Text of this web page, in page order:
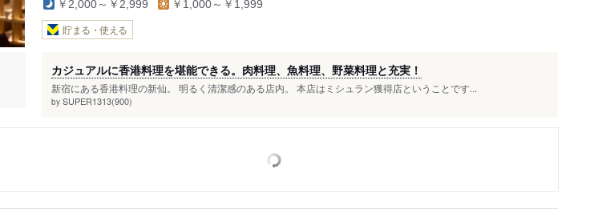
￥2,000～￥2,999 ￥1,000～￥1,999
貯まる・使える
カジュアルに香港料理を堪能できる。肉料理、魚料理、野菜料理と充実！
新宿にある香港料理の新仙。 明るく清潔感のある店内。 本店はミシュラン獲得店ということです...
by SUPER1313(900)